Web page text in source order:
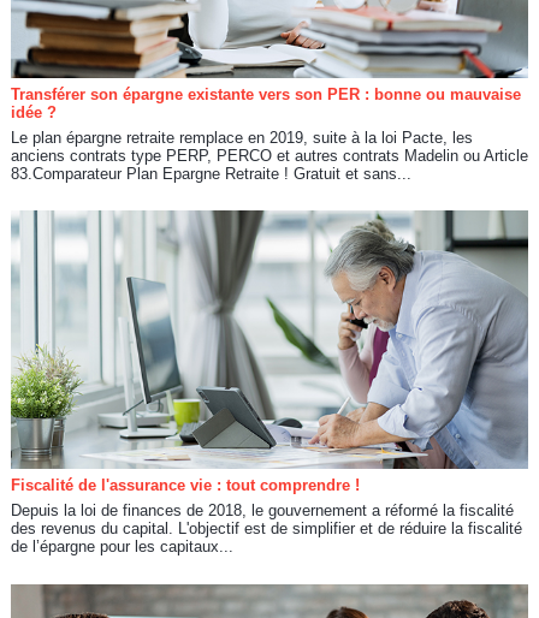
Transférer son épargne existante vers son PER : bonne ou mauvaise
idée ?
Le plan épargne retraite remplace en 2019, suite à la loi Pacte, les
anciens contrats type PERP, PERCO et autres contrats Madelin ou Article
83.Comparateur Plan Epargne Retraite ! Gratuit et sans...
Fiscalité de l'assurance vie : tout comprendre !
Depuis la loi de finances de 2018, le gouvernement a réformé la fiscalité
des revenus du capital. L'objectif est de simplifier et de réduire la fiscalité
de l’épargne pour les capitaux...